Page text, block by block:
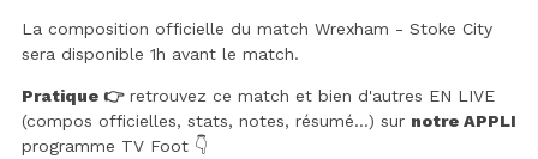
La composition officielle du match Wrexham - Stoke City
sera disponible 1h avant le match.
Pratique 👉retrouvez ce match et bien d'autres EN LIVE
(compos officielles, stats, notes, résumé...) sur notre APPLI
programme TV Foot 👇